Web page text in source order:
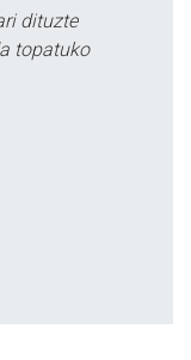
dituzte
topatuko